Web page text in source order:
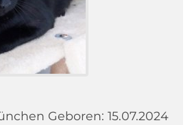
Geboren: 15.07.2024